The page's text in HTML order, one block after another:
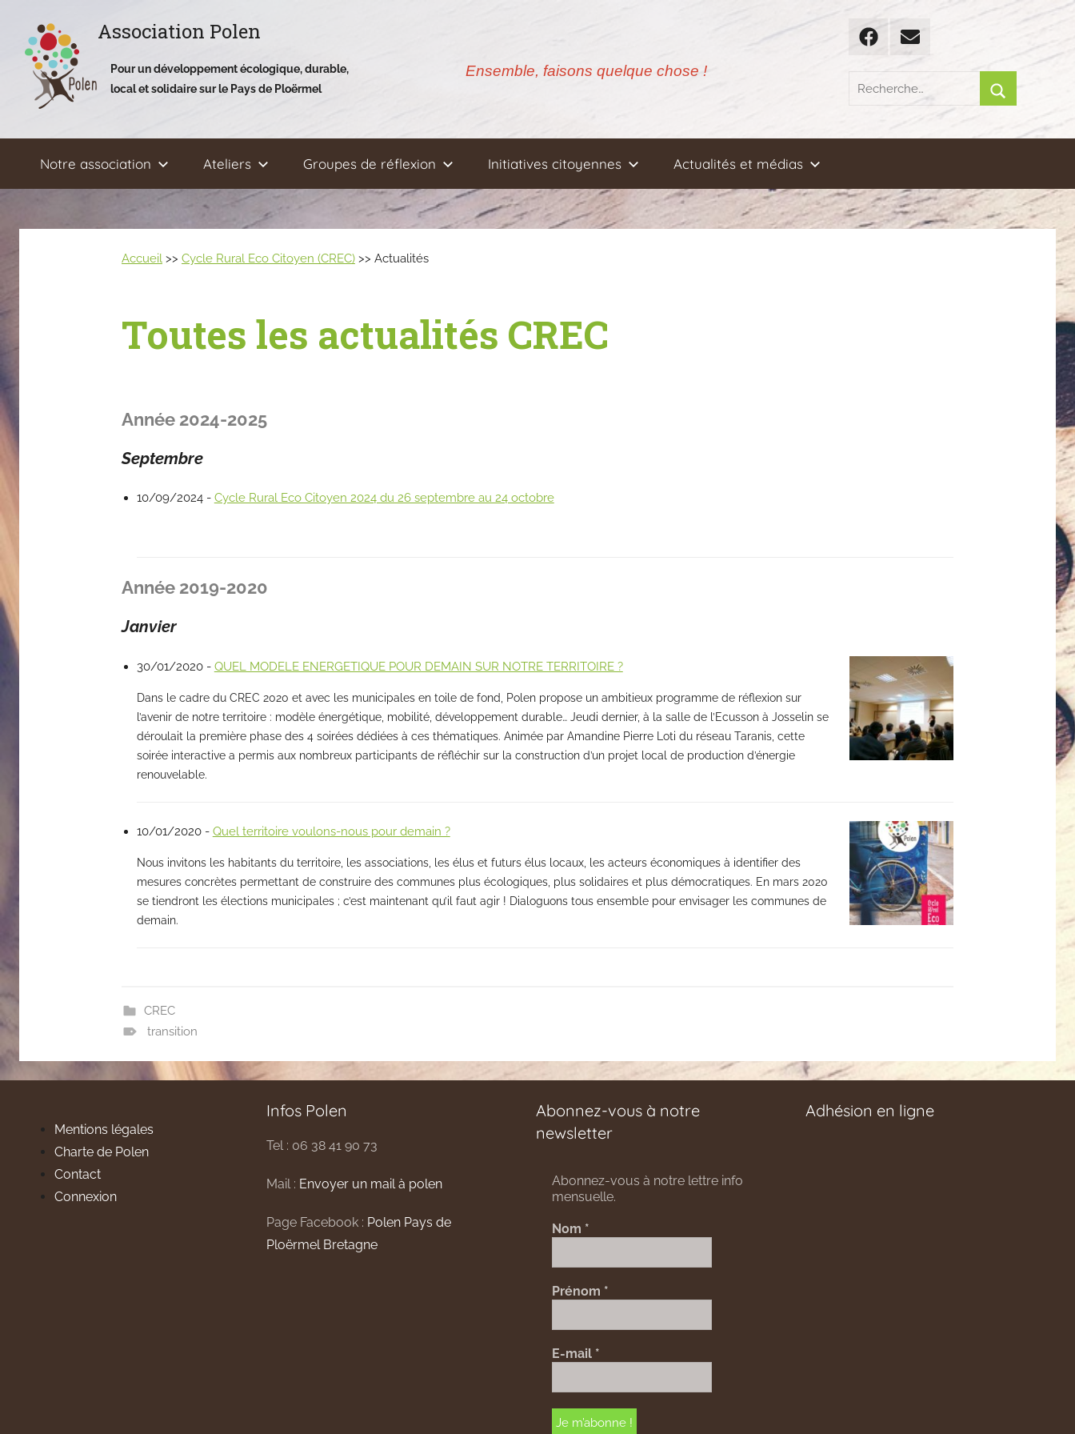
contenu
Association Polen
Pour un développement écologique, durable,
local et solidaire sur le Pays de Ploërmel
Ensemble, faisons quelque chose !
FacebookEmail
Recherche
Notre association Ateliers Groupes de réflexion Initiatives citoyennes Actualités et médias
Accueil >> Cycle Rural Eco Citoyen (CREC) >> Actualités
Toutes les actualités CREC
Année 2024-2025
Septembre
10/09/2024 - Cycle Rural Eco Citoyen 2024 du 26 septembre au 24 octobre
Année 2019-2020
Janvier
30/01/2020 - QUEL MODELE ENERGETIQUE POUR DEMAIN SUR NOTRE TERRITOIRE ?
Dans le cadre du CREC 2020 et avec les municipales en toile de fond, Polen propose un ambitieux programme de réflexion sur
l’avenir de notre territoire : modèle énergétique, mobilité, développement durable… Jeudi dernier, à la salle de l’Ecusson à Josselin se
déroulait la première phase des 4 soirées dédiées à ces thématiques. Animée par Amandine Pierre Loti du réseau Taranis, cette
soirée interactive a permis aux nombreux participants de réfléchir sur la construction d’un projet local de production d’énergie
renouvelable.
10/01/2020 - Quel territoire voulons-nous pour demain ?
Nous invitons les habitants du territoire, les associations, les élus et futurs élus locaux, les acteurs économiques à identifier des
mesures concrètes permettant de construire des communes plus écologiques, plus solidaires et plus démocratiques. En mars 2020
se tiendront les élections municipales ; c’est maintenant qu’il faut agir ! Dialoguons tous ensemble pour envisager les communes de
demain.
CREC
transition
Mentions légales
Charte de Polen
Contact
Connexion
Infos Polen
Tel : 06 38 41 90 73
Mail : Envoyer un mail à polen
Page Facebook : Polen Pays de
Ploërmel Bretagne
Abonnez-vous à notre
newsletter
Abonnez-vous à notre lettre info
mensuelle.
Nom *
Prénom *
E-mail *
Adhésion en ligne